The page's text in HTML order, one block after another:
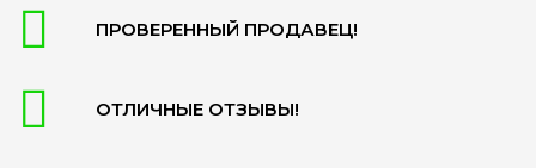
ПРОВЕРЕННЫЙ ПРОДАВЕЦ!
ОТЛИЧНЫЕ ОТЗЫВЫ!